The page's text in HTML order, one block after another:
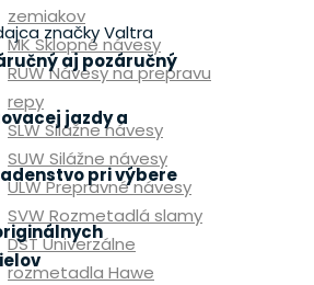
zemiakov
MK Sklopné návesy
RUW Návesy na prepravu
repy
SLW Silážne návesy
SUW Silážne návesy
ULW Prepravné návesy
SVW Rozmetadlá slamy
DST Univerzálne
rozmetadla Hawe
značky Valtra
aj pozáručný
jazdy a
pri výbere